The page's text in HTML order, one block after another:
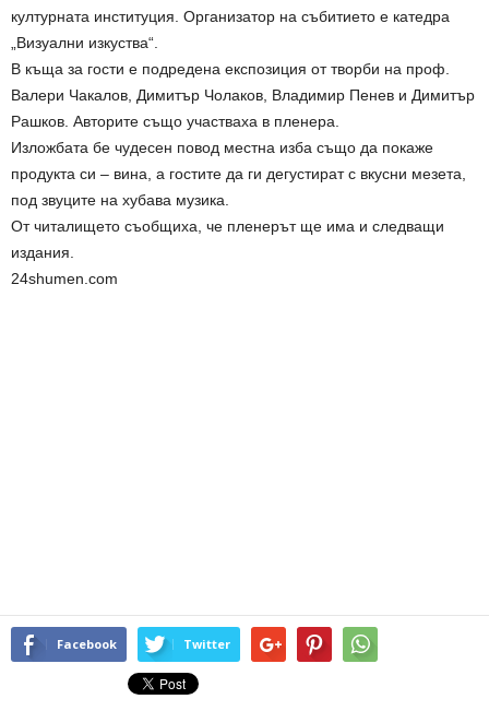
културната институция. Организатор на събитието е катедра
„Визуални изкуства“.
В къща за гости е подредена експозиция от творби на проф.
Валери Чакалов, Димитър Чолаков, Владимир Пенев и Димитър
Рашков. Авторите също участваха в пленера.
Изложбата бе чудесен повод местна изба също да покаже
продукта си – вина, а гостите да ги дегустират с вкусни мезета,
под звуците на хубава музика.
От читалището съобщиха, че пленерът ще има и следващи
издания.
24shumen.com
Facebook Twitter